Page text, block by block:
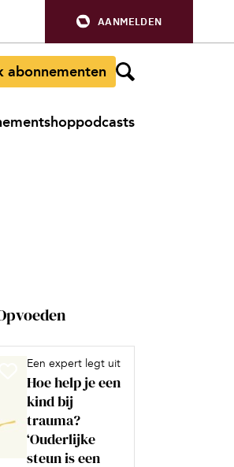
AANMELDEN
abonnementen
shoppodcasts
Een expert legt uit
Hoe help je een
kind bij
trauma?
‘Ouderlijke
steun is een